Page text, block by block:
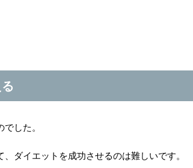
した。
ダイエットを成功させるのは難しいです。